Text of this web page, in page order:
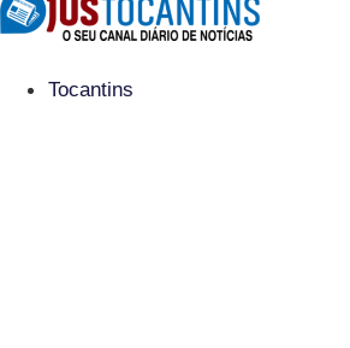
Tocantins